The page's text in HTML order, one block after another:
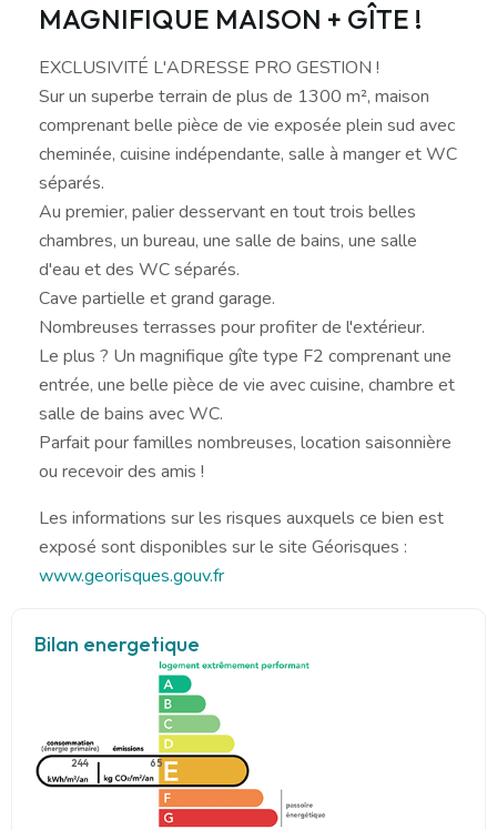
MAGNIFIQUE MAISON + GÎTE !
EXCLUSIVITÉ L'ADRESSE PRO GESTION !
Sur un superbe terrain de plus de 1300 m², maison
comprenant belle pièce de vie exposée plein sud avec
cheminée, cuisine indépendante, salle à manger et WC
séparés.
Au premier, palier desservant en tout trois belles
chambres, un bureau, une salle de bains, une salle
d'eau et des WC séparés.
Cave partielle et grand garage.
Nombreuses terrasses pour profiter de l'extérieur.
Le plus ? Un magnifique gîte type F2 comprenant une
entrée, une belle pièce de vie avec cuisine, chambre et
salle de bains avec WC.
Parfait pour familles nombreuses, location saisonnière
ou recevoir des amis !
Les informations sur les risques auxquels ce bien est
exposé sont disponibles sur le site Géorisques :
www.georisques.gouv.fr
Bilan energetique
244 65